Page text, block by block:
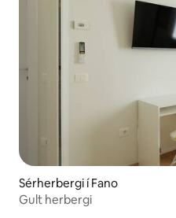
Sérherbergi í Fano
Gult herbergi